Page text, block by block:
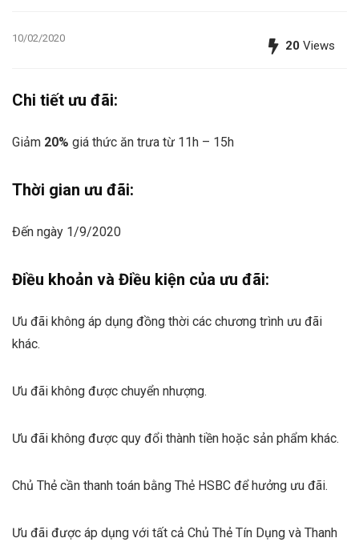
10/02/2020
20 Views
Chi tiết ưu đãi:
Giảm 20% giá thức ăn trưa từ 11h – 15h
Thời gian ưu đãi:
Đến ngày 1/9/2020
Điều khoản và Điều kiện của ưu đãi:
Ưu đãi không áp dụng đồng thời các chương trình ưu đãi
khác.
Ưu đãi không được chuyển nhượng.
Ưu đãi không được quy đổi thành tiền hoặc sản phẩm khác.
Chủ Thẻ cần thanh toán bằng Thẻ HSBC để hưởng ưu đãi.
Ưu đãi được áp dụng với tất cả Chủ Thẻ Tín Dụng và Thanh